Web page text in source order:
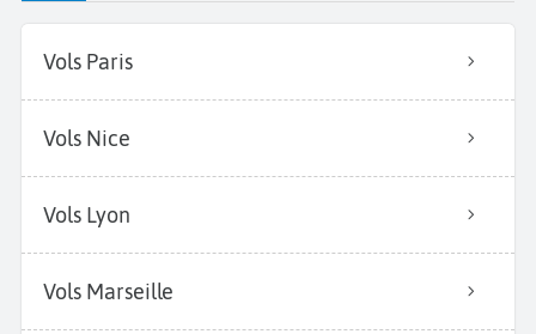
Vols Paris
Vols Nice
Vols Lyon
Vols Marseille